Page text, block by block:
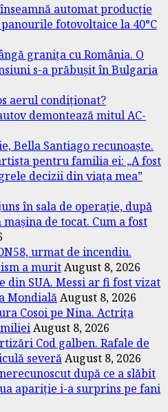
automat producție
fotovoltaice la 40°C
granița cu România. O
s-a prăbușit în Bulgaria
aerul condiționat?
demontează mitul AC-
Bella Santiago recunoaște.
pentru familia ei: „A fost
decizii din viața mea”
în sala de operație, după
de tocat. Cum a fost
urmat de incendiu.
a muritAugust 8, 2026
din SUA. Messi ar fi fost vizat
MondialăAugust 8, 2026
Cosoi pe Nina. Actrița
August 8, 2026
Cod galben. Rafale de
severăAugust 8, 2026
după ce a slăbit
apariție i-a surprins pe fani